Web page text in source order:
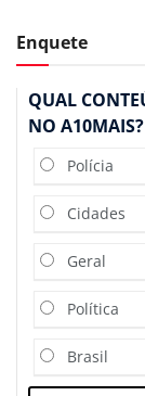
Enquete
QUAL
NO A10MAIS?
Polícia
Cidades
Geral
Política
Brasil